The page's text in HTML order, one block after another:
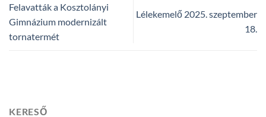
Felavatták a Kosztolányi
Gimnázium modernizált
tornatermét
Lélekemelő 2025. szeptember
18.
KERESŐ